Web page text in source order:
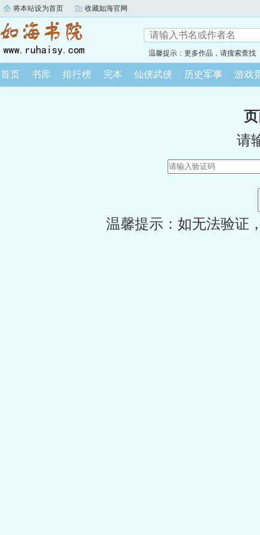
将本站设为首页 收藏如海官网
温馨提示：更多作品，请搜索查找
首页 书库 排行榜 完本 仙侠武侠 历史军事 游戏
请
温馨提示：如无法验证